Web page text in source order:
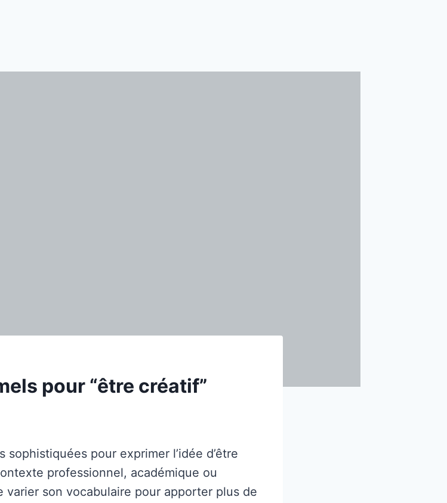
pour “être créatif”
pour exprimer l’idée d’être
professionnel, académique ou
son vocabulaire pour apporter plus de